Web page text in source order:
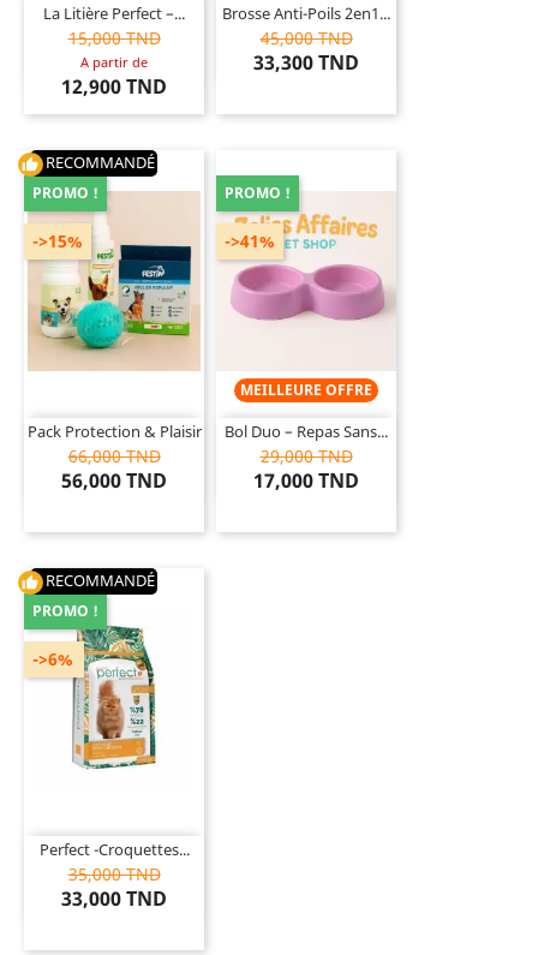
La Litière Perfect –...
15,000 TND
A partir de
12,900 TND
Brosse Anti-Poils 2en1...
45,000 TND
33,300 TND
thumb_up RECOMMANDÉ
Pack Protection & Plaisir
66,000 TND
56,000 TND
->15%
PROMO !
MEILLEURE OFFRE
Bol Duo – Repas Sans...
29,000 TND
17,000 TND
->41%
PROMO !
thumb_up RECOMMANDÉ
Perfect -Croquettes...
35,000 TND
33,000 TND
->6%
PROMO !